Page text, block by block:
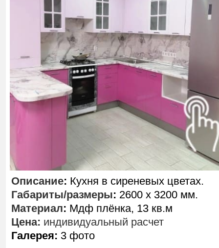
Описание: Кухня в сиреневых цветах.
Габариты/размеры: 2600 х 3200 мм.
Материал: Мдф плёнка, 13 кв.м
Цена: индивидуальный расчет
Галерея: 3 фото